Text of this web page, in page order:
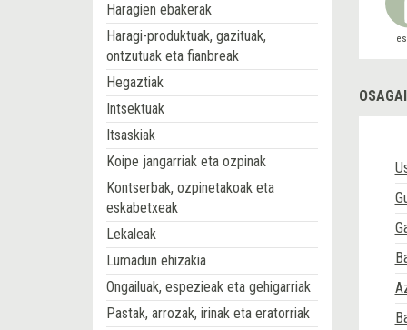
Haragien ebakerak
Haragi-produktuak, gazituak,
ontzutuak eta fianbreak
Hegaztiak
Intsektuak
Itsaskiak
Koipe jangarriak eta ozpinak
Kontserbak, ozpinetakoak eta
eskabetxeak
Lekaleak
Lumadun ehizakia
Ongailuak, espezieak eta gehigarriak
Pastak, arrozak, irinak eta eratorriak